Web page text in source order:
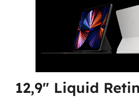
12,9" Liquid